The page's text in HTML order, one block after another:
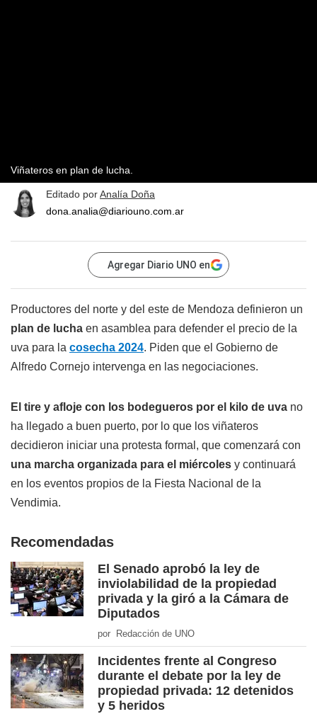
Viñateros en plan de lucha.
Editado porAnalía Doña
dona.analia@diariouno.com.ar
Agregar Diario UNO en
Productores del norte y del este de Mendoza definieron un
plan de lucha en asamblea para defender el precio de la
uva para la cosecha 2024. Piden que el Gobierno de
Alfredo Cornejo intervenga en las negociaciones.
El tire y afloje con los bodegueros por el kilo de uva no
ha llegado a buen puerto, por lo que los viñateros
decidieron iniciar una protesta formal, que comenzará con
una marcha organizada para el miércoles y continuará
en los eventos propios de la Fiesta Nacional de la
Vendimia.
Recomendadas
El Senado aprobó la ley de
inviolabilidad de la propiedad
privada y la giró a la Cámara de
Diputados
por Redacción de UNO
Incidentes frente al Congreso
durante el debate por la ley de
propiedad privada: 12 detenidos
y 5 heridos